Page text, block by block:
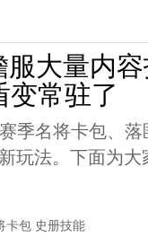
服大量内
变常驻了
季名将卡包、
玩法。下面为
卡包 史册技能